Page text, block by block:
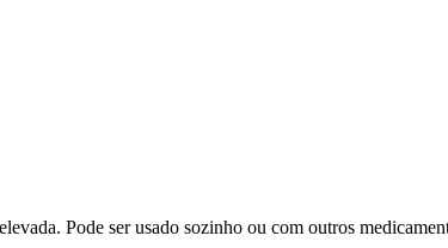
Pode ser usado sozinho ou com outros